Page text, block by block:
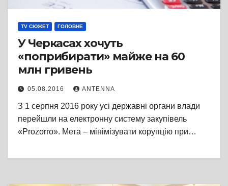
TV СЮЖЕТ ГОЛОВНЕ
У Черкасах хочуть
«поприбирати» майже на 60
млн гривень
05.08.2016 ANTENNA
З 1 серпня 2016 року усі державні органи влади
перейшли на електронну систему закупівель
«Prozorro». Мета – мінімізувати корупцію при…